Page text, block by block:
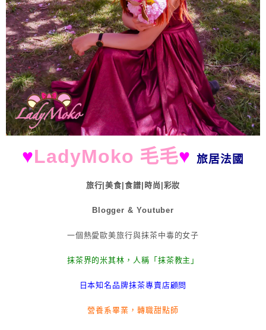
♥LadyMoko 毛毛♥ 旅居法國
旅行|美食|食譜|時尚|彩妝
Blogger & Youtuber
一個熱愛歐美旅行與抹茶中毒的女子
抹茶界的米其林，人稱「抹茶教主」
日本知名品牌抹茶專賣店顧問
營養系畢業，轉職甜點師